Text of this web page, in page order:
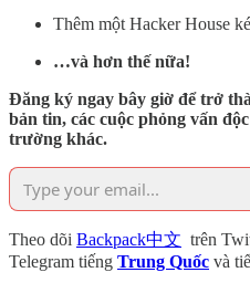
Thêm một Hacker House
…và hơn thế nữa!
Đăng ký ngay bây giờ để trở
bản tin, các cuộc phỏng vấn
trường khác.
Theo dõi Backpack中文 trên
Telegram tiếng Trung Quốc và